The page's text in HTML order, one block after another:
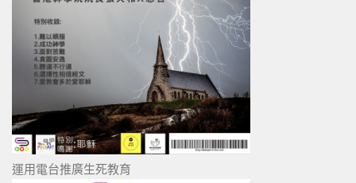
運用電台推廣生死教育